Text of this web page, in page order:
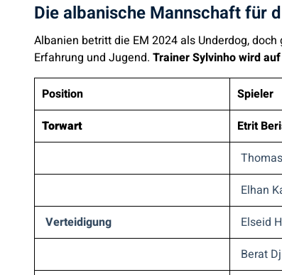
Die albanische Mannschaft für
Albanien betritt die EM 2024 als Underdog,
Erfahrung und Jugend. Trainer Sylvinho wird
Position Spieler
Torwart
Etrit
Elhan
Verteidigung
Elseid
Berat